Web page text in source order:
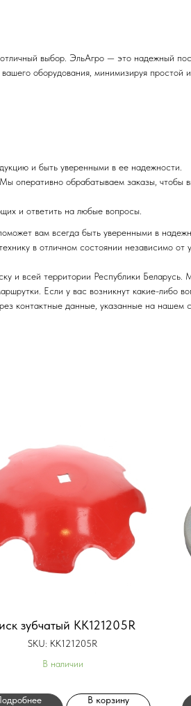
выбор. ЭльАгро — это надежный
оборудования, минимизируя простой
и быть уверенными в ее надежности.
оперативно обрабатываем заказы, чтобы
и ответить на любые вопросы.
вам всегда быть уверенными в
в отличном состоянии независимо от
и всей территории Республики
Если у вас возникнут какие-либо
контактные данные, указанные на нашем
зубчатый KK121205R
SKU: KK121205R
В наличии
В корзину